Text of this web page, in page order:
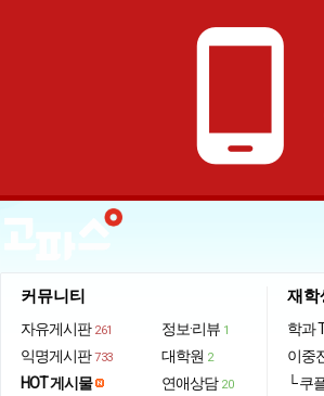
phone_android
커뮤니티
자유게시판 261
익명게시판 733
HOT 게시물
정보·리뷰 1
대학원 2
연애상담 20
재학
학과
이중
└ 쿠